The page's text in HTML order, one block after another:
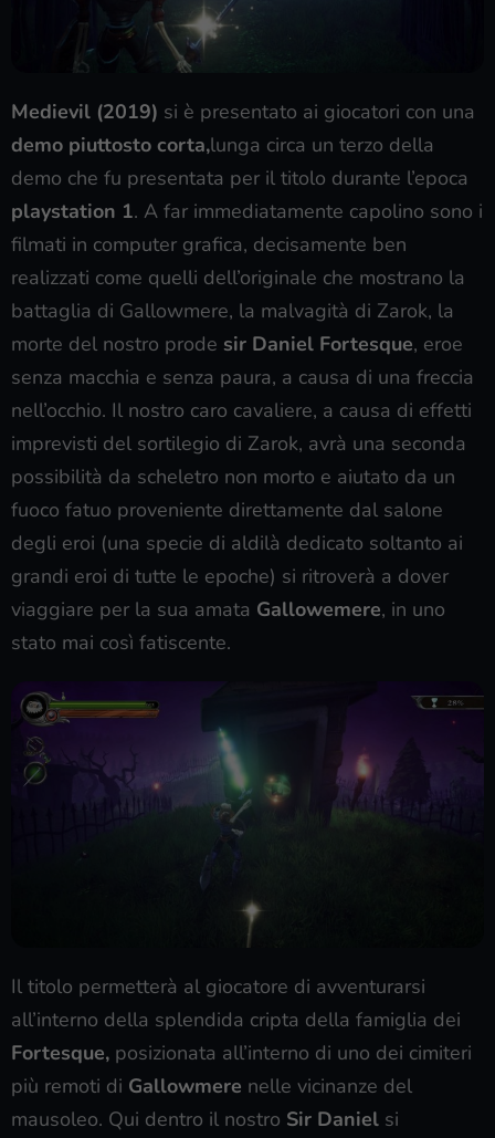
Medievil (2019) si è presentato ai giocatori con una
demo piuttosto corta,lunga circa un terzo della
demo che fu presentata per il titolo durante l’epoca
playstation 1. A far immediatamente capolino sono i
filmati in computer grafica, decisamente ben
realizzati come quelli dell’originale che mostrano la
battaglia di Gallowmere, la malvagità di Zarok, la
morte del nostro prode sir Daniel Fortesque, eroe
senza macchia e senza paura, a causa di una freccia
nell’occhio. Il nostro caro cavaliere, a causa di effetti
imprevisti del sortilegio di Zarok, avrà una seconda
possibilità da scheletro non morto e aiutato da un
fuoco fatuo proveniente direttamente dal salone
degli eroi (una specie di aldilà dedicato soltanto ai
grandi eroi di tutte le epoche) si ritroverà a dover
viaggiare per la sua amata Gallowemere, in uno
stato mai così fatiscente.
Il titolo permetterà al giocatore di avventurarsi
all’interno della splendida cripta della famiglia dei
Fortesque, posizionata all’interno di uno dei cimiteri
più remoti di Gallowmere nelle vicinanze del
mausoleo. Qui dentro il nostro Sir Daniel si